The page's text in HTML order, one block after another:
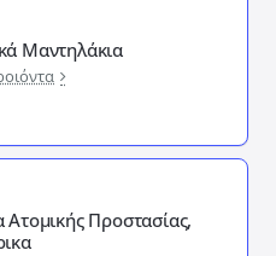
Μαντηλάκια
Ατομικής Προστασίας,